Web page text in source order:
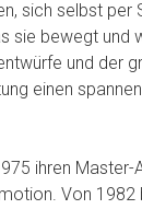
sich selbst
sie bewegt und
und der
einen
ihren Master-
Von 1982